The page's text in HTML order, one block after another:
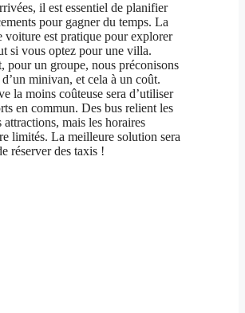
il est essentiel de planifier
pour gagner du temps. La
voiture est pratique pour explorer
si vous optez pour une villa.
pour un groupe, nous préconisons
minivan, et cela à un coût.
la moins coûteuse sera d’utiliser
en commun. Des bus relient les
attractions, mais les horaires
limités. La meilleure solution sera
réserver des taxis !